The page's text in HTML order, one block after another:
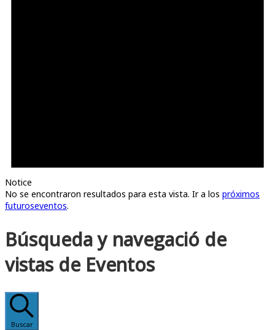
Notice
No se encontraron resultados para esta vista. Ir a los próximos
futuroseventos.
Búsqueda y navegació de
vistas de Eventos
Buscar